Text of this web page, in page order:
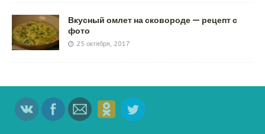
Вкусный омлет на сковороде — рецепт с
фото
25 октября, 2017